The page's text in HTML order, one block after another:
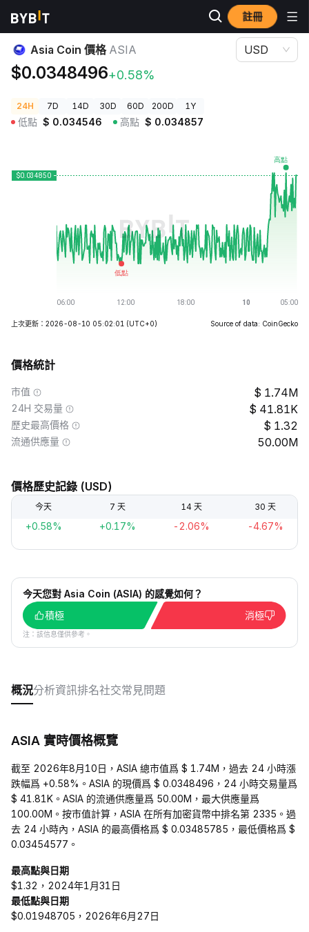
註冊
加密貨幣價格
Asia Coin 價格 ASIA
$0.0348496+0.58%
USD
24H 7D 14D 30D 60D 200D 1Y
低點 $ 0.034546 高點 $ 0.034857
上次更新：2026-08-10 05:02:01 (UTC+0) Source of data: CoinGecko
價格統計
市值 1.74M
24H 交易量 41.81K
歷史最高價格 1.32
流通供應量 50.00M
價格歷史記錄 (USD)
今天 7 天 14 天 30 天
+0.58% +0.17% -2.06% -4.67%
今天您對 Asia Coin (ASIA) 的感覺如何？
積極
消極
注：該信息僅供參考。
概況分析資訊排名社交常見問題
ASIA 實時價格概覽
截至 2026年8月10日，ASIA 總市值爲 $ 1.74M，過去 24 小時漲
跌幅爲 +0.58%。ASIA 的現價爲 $ 0.0348496，24 小時交易量爲
$ 41.81K。ASIA 的流通供應量爲 50.00M，最大供應量爲
100.00M。按市值計算，ASIA 在所有加密貨幣中排名第 2335。過
去 24 小時內，ASIA 的最高價格爲 $ 0.03485785，最低價格爲 $
0.03454577。
最高點與日期
$1.32，2024年1月31日
最低點與日期
$0.01948705，2026年6月27日